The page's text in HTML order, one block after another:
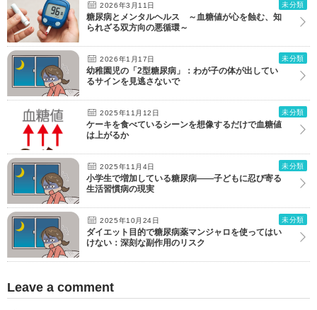
2026年3月11日 未分類
糖尿病とメンタルヘルス ～血糖値が心を蝕む、知
られざる双方向の悪循環～
2026年1月17日 未分類
幼稚園児の「2型糖尿病」：わが子の体が出してい
るサインを見逃さないで
2025年11月12日 未分類
ケーキを食べているシーンを想像するだけで血糖値
は上がるか
2025年11月4日 未分類
小学生で増加している糖尿病――子どもに忍び寄る
生活習慣病の現実
2025年10月24日 未分類
ダイエット目的で糖尿病薬マンジャロを使ってはい
けない：深刻な副作用のリスク
Leave a comment